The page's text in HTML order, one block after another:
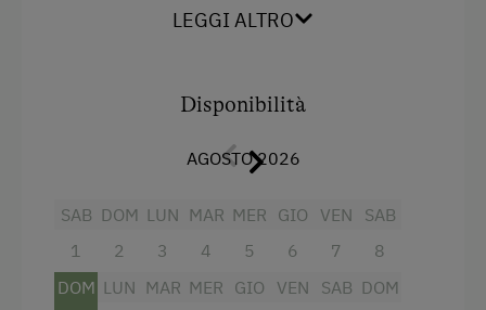
Servizi dell'alloggio
Appartamento al piano terra
Macchina del caffè
Microonde
Lavastoviglie
Vista sulla montagna
Balcone/terrazza
LEGGI ALTRO
Disponibilità
AGOSTO 2026
SAB
1
DOM
2
LUN
3
MAR
4
MER
5
GIO
6
VEN
7
SAB
8
DOM LUN MAR MER GIO
VEN
SAB DOM